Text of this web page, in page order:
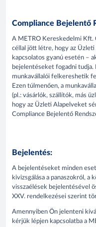
Compliance Bejelentő
A METRO Kereskedelmi Kft.
céllal jött létre, hogy az Üzleti
kapcsolatos gyanú esetén –
bejelentéseket fogadni tudja.
munkavállalói felkereshetik
Ezen túlmenően, a
(pl.: vásárlók, szállítók, más
hogy az Üzleti Alapelveket
Compliance Bejelentő
Bejelentés:
A bejelentéseket minden
kivizsgálása a panaszokról, a
visszaélések bejelentésével
XXV. rendelkezései szerint
Amennyiben Ön jelenteni
kérjük lépjen kapcsolatba a